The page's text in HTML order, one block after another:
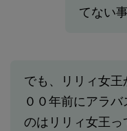
てない
でも、リリィ女王
００年前にアラ
のはリリィ女王っ